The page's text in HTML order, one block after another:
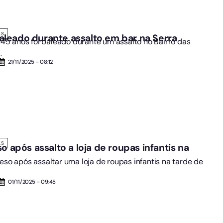
durante assalto em bar na Serra
anos foi baleado durante um assalto no Bairro das
21/11/2025 - 08:12
após assalto a loja de roupas infantis na
após assaltar uma loja de roupas infantis na tarde de
01/11/2025 - 09:45